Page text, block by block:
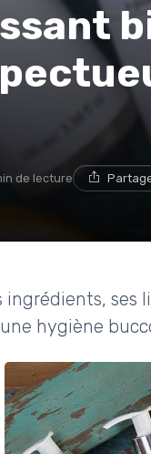
de lecture
ses
hygiène